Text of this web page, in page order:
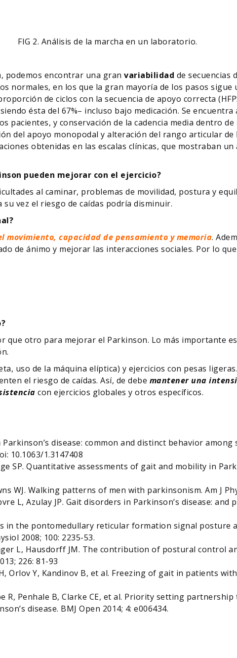
FIG 2. Análisis de la marcha en un laboratorio.
podemos encontrar una gran variabilidad de secuencias
normales, en los que la gran mayoría de los pasos sigue
de ciclos con la secuencia de apoyo correcta
ésta del 67%– incluso bajo medicación. Se
pacientes, y conservación de la cadencia media dentro
del apoyo monopodal y alteración del rango articular
obtenidas en las escalas clínicas, que mostraban
pueden mejorar con el ejercicio?
al caminar, problemas de movilidad, postura y
vez el riesgo de caídas podría disminuir.
movimiento, capacidad de pensamiento y memoria.
de ánimo y mejorar las interacciones sociales. Por lo
que otro para mejorar el Parkinson. Lo más importante
uso de la máquina elíptica) y ejercicios con pesas
el riesgo de caídas. Así, de debe mantener una
con ejercicios globales y otros específicos.
Parkinson’s disease: common and distinct behavior
10.1063/1.3147408
SP. Quantitative assessments of gait and mobility in
WJ. Walking patterns of men with parkinsonism. Am J
L, Azulay JP. Gait disorders in Parkinson’s disease:
in the pontomedullary reticular formation signal posture
2008; 100: 2235-53.
L, Hausdorff JM. The contribution of postural control
226: 81-93
Orlov Y, Kandinov B, et al. Freezing of gait in patients with
R, Penhale B, Clarke CE, et al. Priority setting
disease. BMJ Open 2014; 4: e006434.